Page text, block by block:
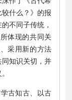
什么？》的报
不同子传统，
体现的共同关
采用新的方法
知识关切，并
古知古、以古